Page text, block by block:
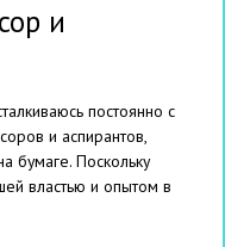
и
постоянно с
и аспирантов,
бумаге. Поскольку
властью и опытом в